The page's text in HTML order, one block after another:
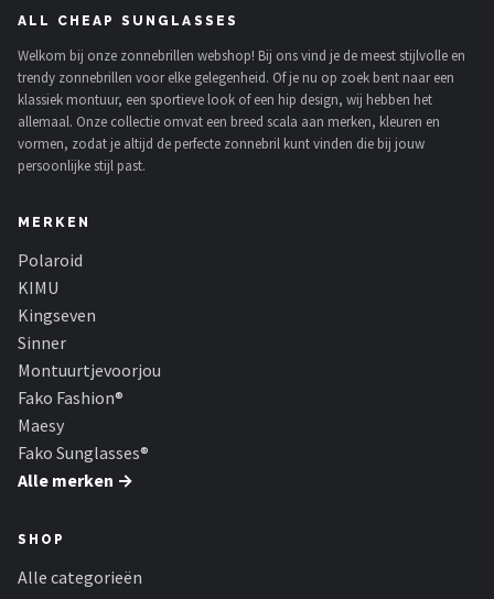
ALL CHEAP SUNGLASSES
Welkom bij onze zonnebrillen webshop! Bij ons vind je de meest stijlvolle en
trendy zonnebrillen voor elke gelegenheid. Of je nu op zoek bent naar een
klassiek montuur, een sportieve look of een hip design, wij hebben het
allemaal. Onze collectie omvat een breed scala aan merken, kleuren en
vormen, zodat je altijd de perfecte zonnebril kunt vinden die bij jouw
persoonlijke stijl past.
MERKEN
Polaroid
KIMU
Kingseven
Sinner
Montuurtjevoorjou
Fako Fashion®
Maesy
Fako Sunglasses®
Alle merken →
SHOP
Alle categorieën